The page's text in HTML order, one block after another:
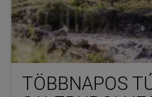
TÖBBNAPOS